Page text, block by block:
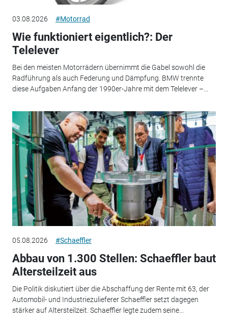
03.08.2026 #Motorrad
Wie funktioniert eigentlich?: Der
Telelever
Bei den meisten Motorrädern übernimmt die Gabel sowohl die
Radführung als auch Federung und Dämpfung. BMW trennte
diese Aufgaben Anfang der 1990er-Jahre mit dem Telelever –...
05.08.2026 #Schaeffler
Abbau von 1.300 Stellen: Schaeffler baut
Altersteilzeit aus
Die Politik diskutiert über die Abschaffung der Rente mit 63, der
Automobil- und Industriezulieferer Schaeffler setzt dagegen
stärker auf Altersteilzeit. Schaeffler legte zudem seine...